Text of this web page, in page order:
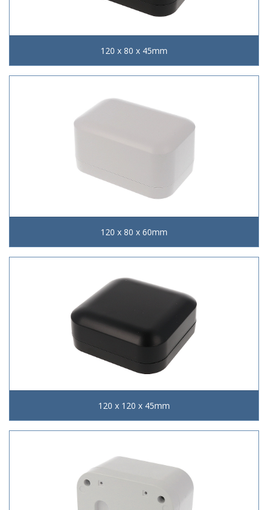
120 x 80 x 45mm
120 x 80 x 60mm
120 x 120 x 45mm